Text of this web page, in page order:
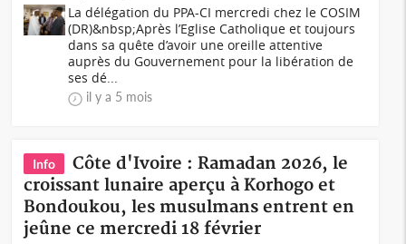
La délégation du PPA-CI mercredi chez le COSIM
(DR)&nbsp;Après l’Eglise Catholique et toujours
dans sa quête d’avoir une oreille attentive
auprès du Gouvernement pour la libération de
ses dé...
il y a 5 mois
Info
Côte d'Ivoire : Ramadan 2026, le
croissant lunaire aperçu à Korhogo et
Bondoukou, les musulmans entrent en
jeûne ce mercredi 18 février